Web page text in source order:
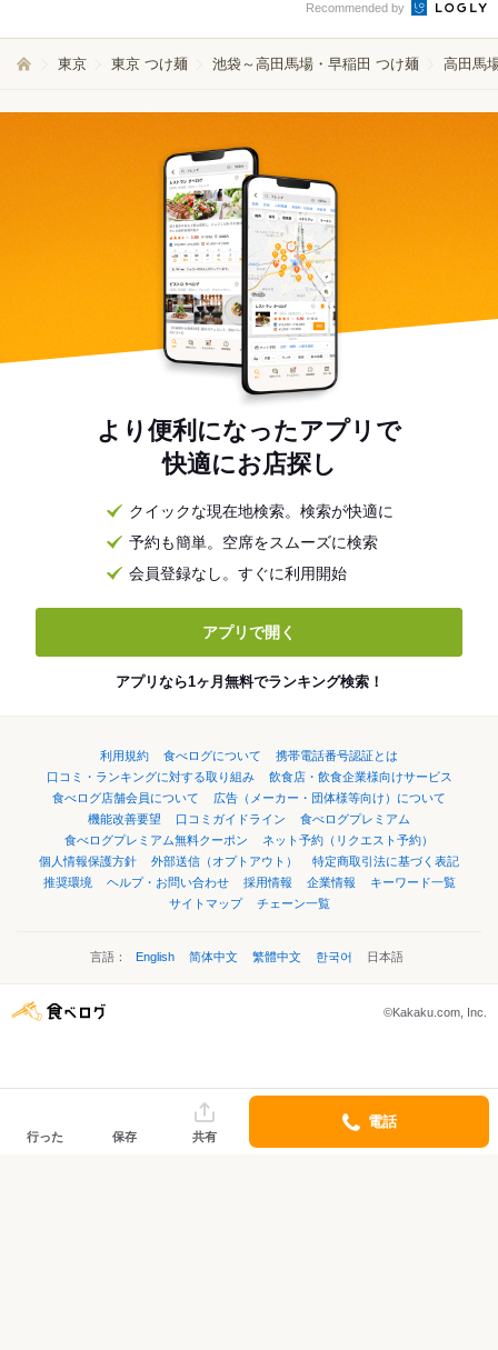
Recommended by
東京 東京 つけ麺 池袋～高田馬場・早稲田 つけ麺 高田馬
より便利になったアプリで
快適にお店探し
クイックな現在地検索。検索が快適に
予約も簡単。空席をスムーズに検索
会員登録なし。すぐに利用開始
アプリで開く
アプリなら1ヶ月無料でランキング検索！
利用規約 食べログについて
携帯電話番号認証とは
口コミ・ランキングに対する取り組み
飲食店・飲食企業様向けサービス
食べログ店舗会員について
広告（メーカー・団体様等向け）について
機能改善要望
口コミガイドライン
食べログプレミアム
食べログプレミアム無料クーポン
ネット予約（リクエスト予約）
個人情報保護方針
外部送信（オプトアウト）
特定商取引法に基づく表記
推奨環境
ヘルプ・お問い合わせ 採用情報 企業情報
キーワード一覧
サイトマップ
チェーン一覧
言語： English 简体中文 繁體中文 한국어 日本語
©Kakaku.com, Inc.
行った 保存 共有
電話